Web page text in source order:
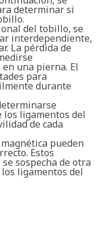
determinar si
del tobillo, se
interdependiente,
La pérdida de
una pierna. El
para
durante
ligamentos del
de cada
pueden
Estos
sospecha de otra
ligamentos del